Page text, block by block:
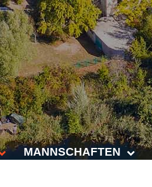
MANNSCHAFTEN